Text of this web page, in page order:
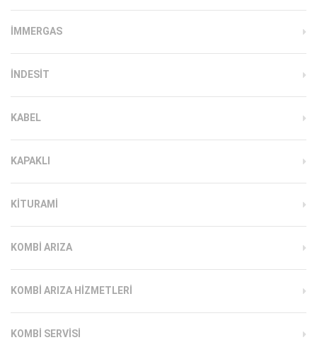
İMMERGAS
INDESIT
KABEL
KAPAKLI
KITURAMI
KOMBI ARIZA
KOMBI ARIZA HIZMETLERI
KOMBI SERVISI